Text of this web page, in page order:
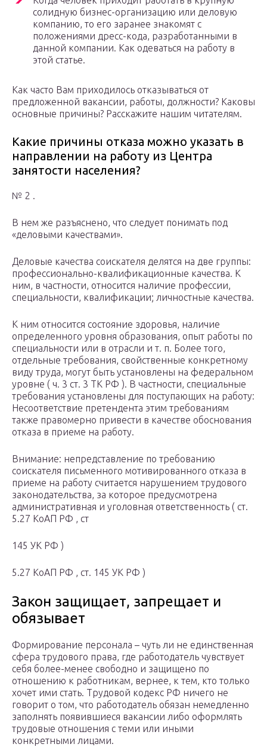
солидную бизнес-организацию или деловую
компанию, то его заранее знакомят с
положениями дресс-кода, разработанными в
данной компании. Как одеваться на работу в
этой статье.
Как часто Вам приходилось отказываться от
предложенной вакансии, работы, должности? Каковы
основные причины? Расскажите нашим читателям.
Какие причины отказа можно указать в
направлении на работу из Центра
занятости населения?
№ 2 .
В нем же разъяснено, что следует понимать под
«деловыми качествами».
Деловые качества соискателя делятся на две группы:
профессионально-квалификационные качества. К
ним, в частности, относится наличие профессии,
специальности, квалификации; личностные качества.
К ним относится состояние здоровья, наличие
определенного уровня образования, опыт работы по
специальности или в отрасли и т. п. Более того,
отдельные требования, свойственные конкретному
виду труда, могут быть установлены на федеральном
уровне ( ч. 3 ст. 3 ТК РФ ). В частности, специальные
требования установлены для поступающих на работу:
Несоответствие претендента этим требованиям
также правомерно привести в качестве обоснования
отказа в приеме на работу.
Внимание: непредставление по требованию
соискателя письменного мотивированного отказа в
приеме на работу считается нарушением трудового
законодательства, за которое предусмотрена
административная и уголовная ответственность ( ст.
5.27 КоАП РФ , ст
145 УК РФ )
5.27 КоАП РФ , ст. 145 УК РФ )
Закон защищает, запрещает и
обязывает
Формирование персонала – чуть ли не единственная
сфера трудового права, где работодатель чувствует
себя более-менее свободно и защищено по
отношению к работникам, вернее, к тем, кто только
хочет ими стать. Трудовой кодекс РФ ничего не
говорит о том, что работодатель обязан немедленно
заполнять появившиеся вакансии либо оформлять
трудовые отношения с теми или иными
конкретными лицами.